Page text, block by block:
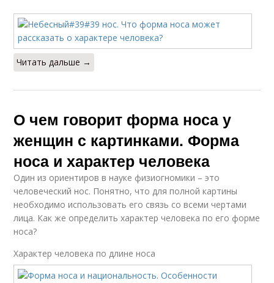
Читать дальше →
О чем говорит форма носа у
женщин с картинками. Форма
носа и характер человека
Один из ориентиров в науке физиогномики – это
человеческий нос. Понятно, что для полной картины
необходимо использовать его связь со всеми чертами
лица. Как же определить характер человека по его форме
носа?
Характер человека по длине носа